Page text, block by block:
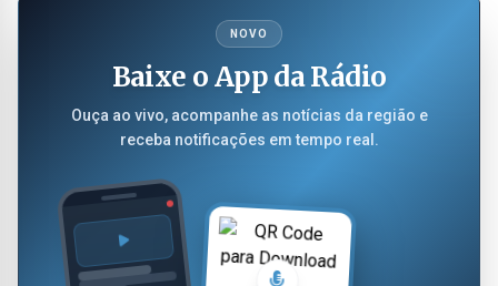
NOVO
Baixe o App da Rádio
Ouça ao vivo, acompanhe as notícias da região e
receba notificações em tempo real.